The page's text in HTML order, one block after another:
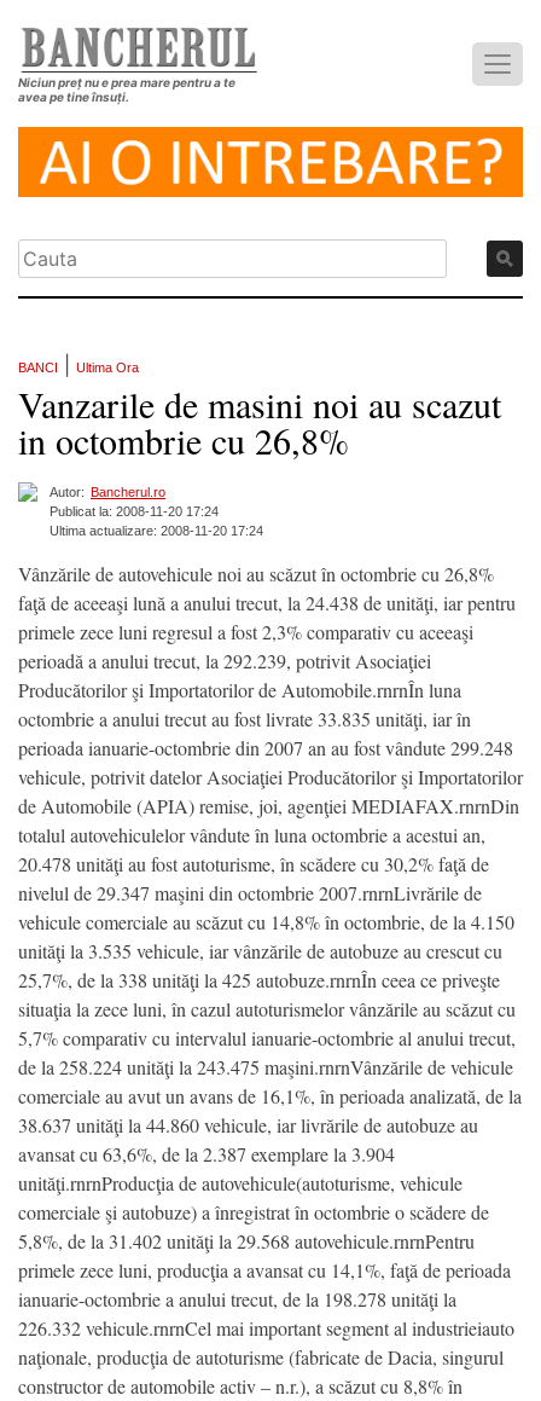
Niciun preț nu e prea mare pentru a te
avea pe tine însuți.
BANCI Ultima Ora
Vanzarile de masini noi au scazut
in octombrie cu 26,8%
Autor: Bancherul.ro
Publicat la: 2008-11-20 17:24
Ultima actualizare: 2008-11-20 17:24
Vânzările de autovehicule noi au scăzut în octombrie cu 26,8%
faţă de aceeaşi lună a anului trecut, la 24.438 de unităţi, iar pentru
primele zece luni regresul a fost 2,3% comparativ cu aceeaşi
perioadă a anului trecut, la 292.239, potrivit Asociaţiei
Producătorilor şi Importatorilor de Automobile.rnrnÎn luna
octombrie a anului trecut au fost livrate 33.835 unităţi, iar în
perioada ianuarie-octombrie din 2007 an au fost vândute 299.248
vehicule, potrivit datelor Asociaţiei Producătorilor şi Importatorilor
de Automobile (APIA) remise, joi, agenţiei MEDIAFAX.rnrnDin
totalul autovehiculelor vândute în luna octombrie a acestui an,
20.478 unităţi au fost autoturisme, în scădere cu 30,2% faţă de
nivelul de 29.347 maşini din octombrie 2007.rnrnLivrările de
vehicule comerciale au scăzut cu 14,8% în octombrie, de la 4.150
unităţi la 3.535 vehicule, iar vânzările de autobuze au crescut cu
25,7%, de la 338 unităţi la 425 autobuze.rnrnÎn ceea ce priveşte
situaţia la zece luni, în cazul autoturismelor vânzările au scăzut cu
5,7% comparativ cu intervalul ianuarie-octombrie al anului trecut,
de la 258.224 unităţi la 243.475 maşini.rnrnVânzările de vehicule
comerciale au avut un avans de 16,1%, în perioada analizată, de la
38.637 unităţi la 44.860 vehicule, iar livrările de autobuze au
avansat cu 63,6%, de la 2.387 exemplare la 3.904
unităţi.rnrnProducţia de autovehicule(autoturisme, vehicule
comerciale şi autobuze) a înregistrat în octombrie o scădere de
5,8%, de la 31.402 unităţi la 29.568 autovehicule.rnrnPentru
primele zece luni, producţia a avansat cu 14,1%, faţă de perioada
ianuarie-octombrie a anului trecut, de la 198.278 unităţi la
226.332 vehicule.rnrnCel mai important segment al industrieiauto
naţionale, producţia de autoturisme (fabricate de Dacia, singurul
constructor de automobile activ – n.r.), a scăzut cu 8,8% în